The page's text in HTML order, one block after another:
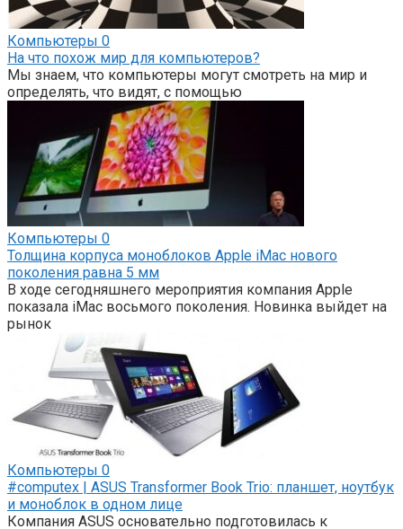
Компьютеры 0
На что похож мир для компьютеров?
Мы знаем, что компьютеры могут смотреть на мир и
определять, что видят, с помощью
Компьютеры 0
Толщина корпуса моноблоков Apple iMac нового
поколения равна 5 мм
В ходе сегодняшнего мероприятия компания Apple
показала iMac восьмого поколения. Новинка выйдет на
рынок
Компьютеры 0
#computex | ASUS Transformer Book Trio: планшет, ноутбук
и моноблок в одном лице
Компания ASUS основательно подготовилась к